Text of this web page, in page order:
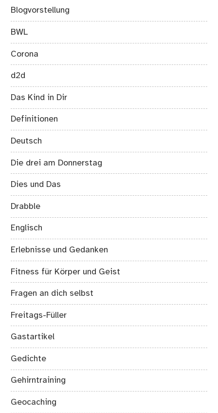
Blogvorstellung
BWL
Corona
d2d
Das Kind in Dir
Definitionen
Deutsch
Die drei am Donnerstag
Dies und Das
Drabble
Englisch
Erlebnisse und Gedanken
Fitness für Körper und Geist
Fragen an dich selbst
Freitags-Füller
Gastartikel
Gedichte
Gehirntraining
Geocaching